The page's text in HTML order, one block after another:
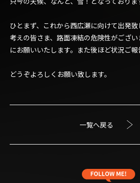
ひとまず、これから西広瀬に向けて出発
考えの皆さま、路面凍結の危険性がござ
にお願いいたします。また後ほど状況ご報
どうぞよろしくお願い致します。
一覧へ戻る